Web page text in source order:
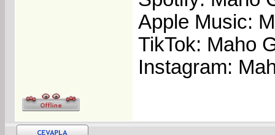
Apple Music:
TikTok: Maho
Instagram: